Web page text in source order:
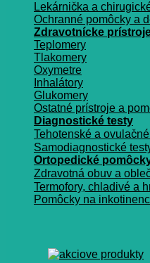
Lekárnička a
Ochranné pomôcky a
Zdravotnícke
Teplomery
Tlakomery
Oxymetre
Inhalátory
Glukomery
Ostatné prístroje a
Diagnostické testy
Tehotenské a
Samodiagnostické
Ortopedické
Zdravotná obuv a
Termofory, chladivé a
Pomôcky na